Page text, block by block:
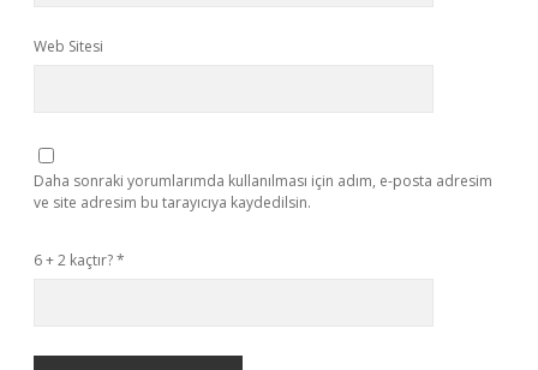
Web Sitesi
Daha sonraki yorumlarımda kullanılması için adım, e-posta adresim
ve site adresim bu tarayıcıya kaydedilsin.
6 + 2 kaçtır?*